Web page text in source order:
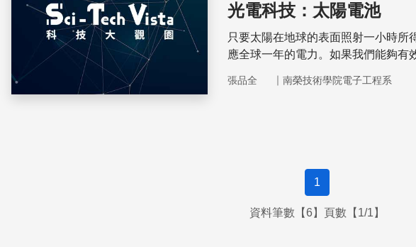
光電科技：太陽電池
只要太陽在地球的表面照射一小時
應全球一年的電力。如果我們能夠有
張品全 ｜ 南榮技術學院電子工程系
1
資料筆數【6】頁數【1/1】